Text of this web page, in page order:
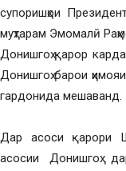
супоришҳои
муҳтарам Эмомалӣ
Донишгоҳ қарор
Донишгоҳ барои
гардонида мешаванд.
Дар асоси қарори
асосии Донишгоҳ